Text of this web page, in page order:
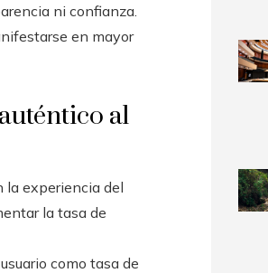
ni confianza.
en mayor
al
la experiencia del
la tasa de
como tasa de